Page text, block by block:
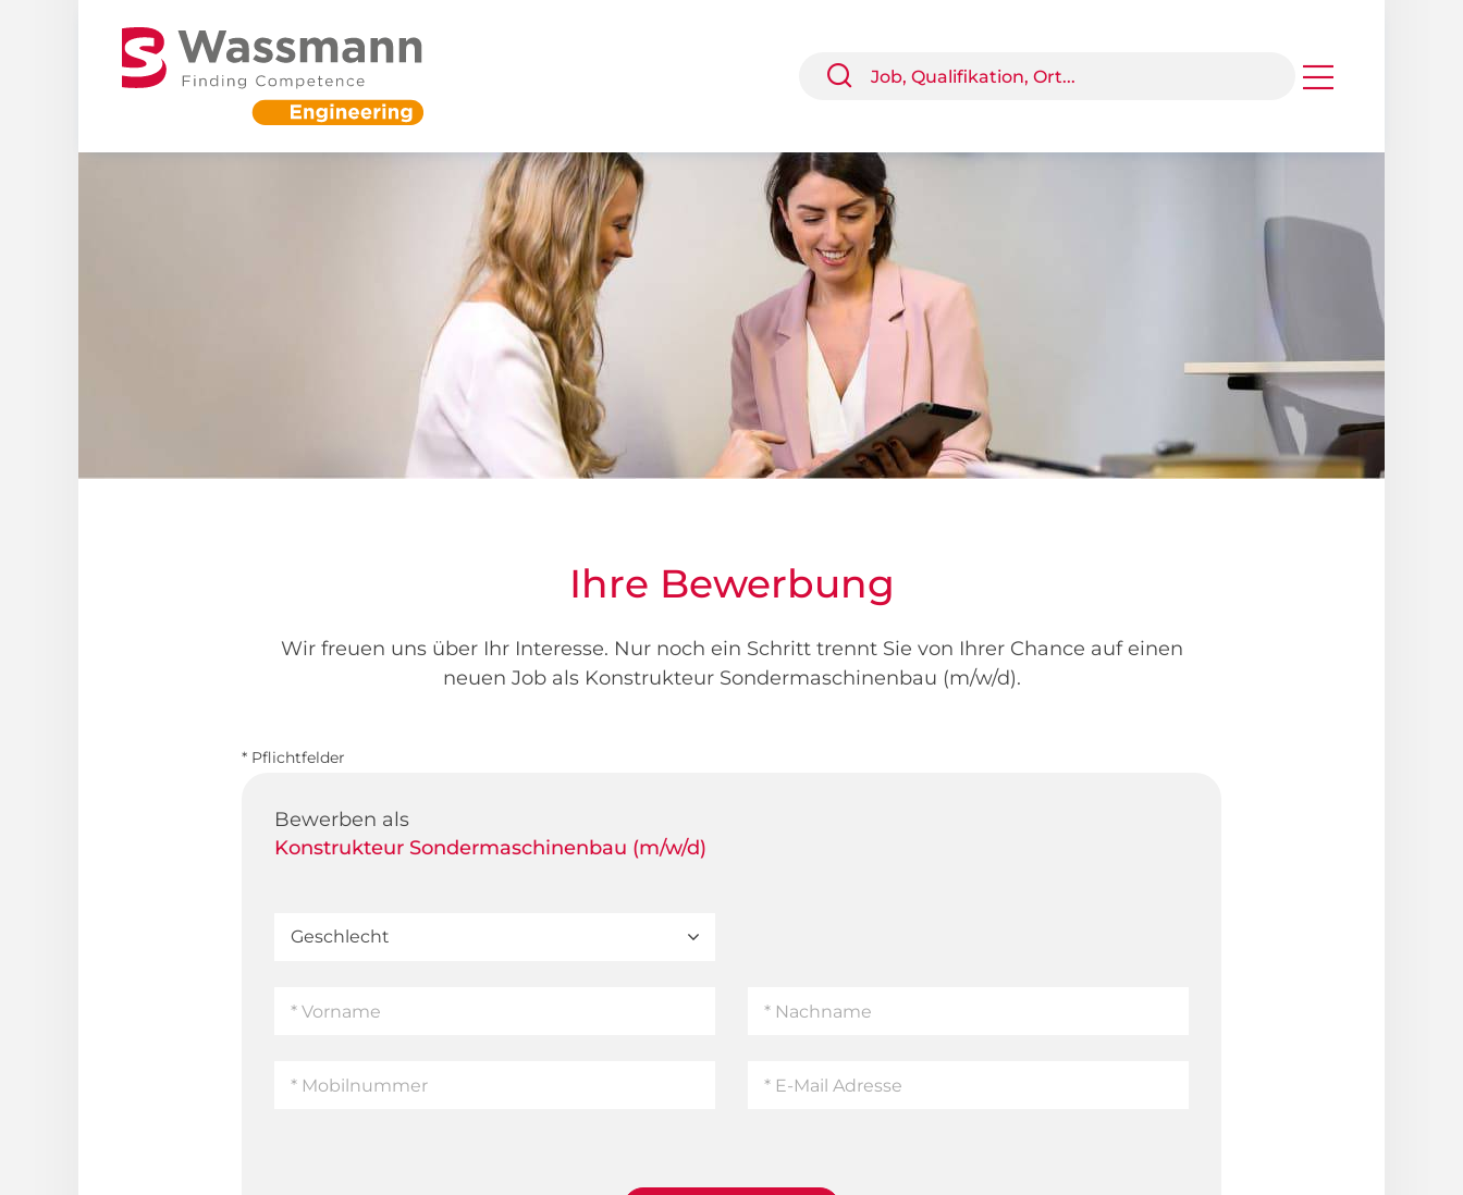
Ihre Bewerbung
Wir freuen uns über Ihr Interesse. Nur noch ein Schritt trennt Sie von Ihrer Chance auf einen
neuen Job als Konstrukteur Sondermaschinenbau (m/w/d).
* Pflichtfelder
Bewerben als
Konstrukteur Sondermaschinenbau (m/w/d)